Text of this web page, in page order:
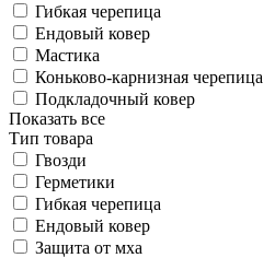
Гибкая черепица
Ендовый ковер
Мастика
Коньково-карнизная черепица
Подкладочный ковер
Показать все
Тип товара
Гвозди
Герметики
Гибкая черепица
Ендовый ковер
Защита от мха